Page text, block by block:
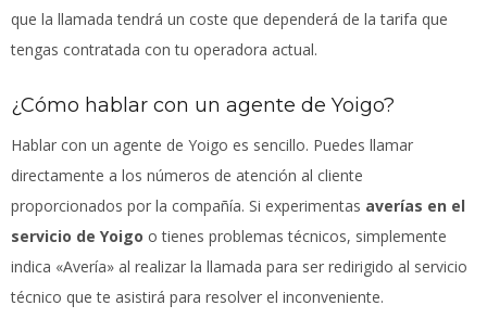
que la llamada tendrá un coste que dependerá de la tarifa que
tengas contratada con tu operadora actual.
¿Cómo hablar con un agente de Yoigo?
Hablar con un agente de Yoigo es sencillo. Puedes llamar
directamente a los números de atención al cliente
proporcionados por la compañía. Si experimentas averías en el
servicio de Yoigo o tienes problemas técnicos, simplemente
indica «Avería» al realizar la llamada para ser redirigido al servicio
técnico que te asistirá para resolver el inconveniente.